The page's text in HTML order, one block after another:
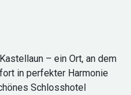
– ein Ort, an dem
in perfekter Harmonie
Schlosshotel